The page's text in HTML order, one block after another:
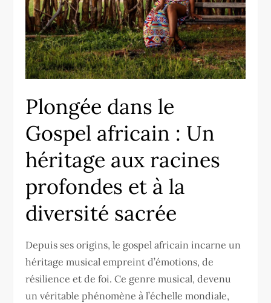
Plongée dans le
Gospel africain : Un
héritage aux racines
profondes et à la
diversité sacrée
Depuis ses origins, le gospel africain incarne un
héritage musical empreint d’émotions, de
résilience et de foi. Ce genre musical, devenu
un véritable phénomène à l’échelle mondiale,